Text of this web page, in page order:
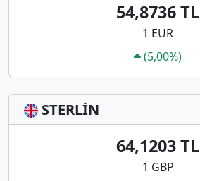
54,8736 TL
1 EUR
(5,00%)
STERLİN
64,1203 TL
1 GBP